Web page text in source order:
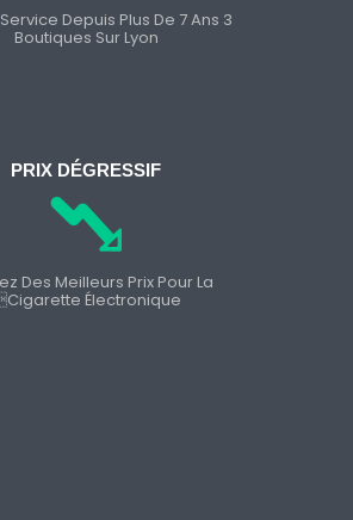
Depuis Plus De 7 Ans 3
Boutiques Sur Lyon
PRIX DÉGRESSIF
Des Meilleurs Prix Pour La
Électronique